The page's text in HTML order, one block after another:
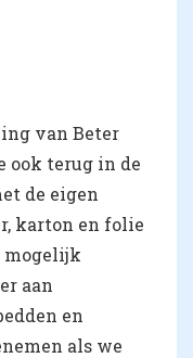
van Beter
ook terug in de
de eigen
karton en folie
mogelijk
aan
en
als we